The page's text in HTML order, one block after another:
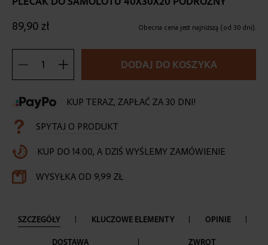
images
gallery
Obecna cena jest najniższą (od 30 dni).
89,90 zł
DODAJ DO KOSZYKA
KUP TERAZ, ZAPŁAĆ ZA 30 DNI!
SPYTAJ O PRODUKT
KUP DO 14:00, A DZIŚ WYŚLEMY ZAMÓWIENIE
WYSYŁKA OD 9,99 ZŁ
SZCZEGÓŁY KLUCZOWE ELEMENTY OPINIE
DOSTAWA ZWROT